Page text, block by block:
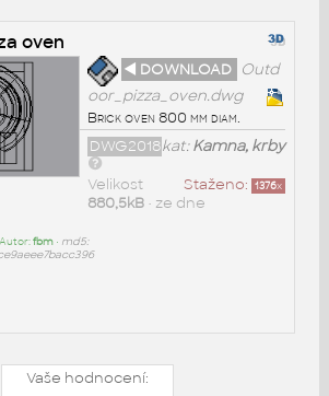
oven
◄ DOWNLOAD
Outd
oor_pizza_oven.dwg
Brick oven 800 mm diam.
kat:Kamna, krby
DWG2018
Staženo: 1376x
Velikost
880,5kB• ze dne
Autor:fbm• md5:
Vaše hodnocení: